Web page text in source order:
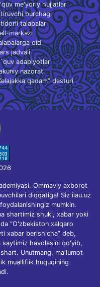
me'yoriy hujjatlar
burchagi
talabalar
markazi
oid
jadvali
adabiyotlar
nazorat
qadam” dasturi
Ommaviy axborot
diqqatiga! Siz iiau.uz
mumkin.
shartimiz shuki, xabar yoki
“Oʻzbekiston xalqaro
xabar berishicha” deb,
saytimiz havolasini qoʻyib,
Unutmang, maʼlumot
mualliflik huquqining